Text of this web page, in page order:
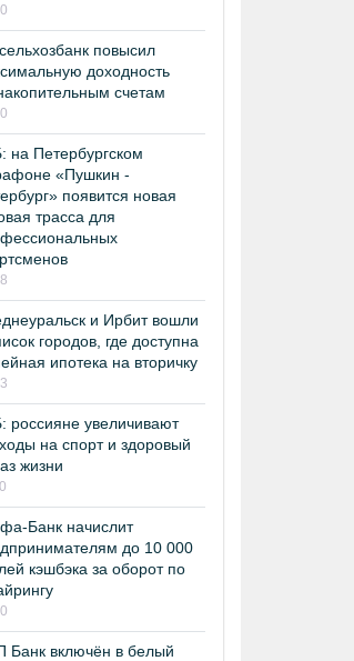
повысил
доходность
счетам
на Петербургском
«Пушкин -
появится новая
трасса для
и Ирбит вошли
городов, где доступна
ипотека на вторичку
россияне увеличивают
на спорт и здоровый
жизни
Банк начислит
до 10 000
кэшбэка за оборот по
Банк включён в белый